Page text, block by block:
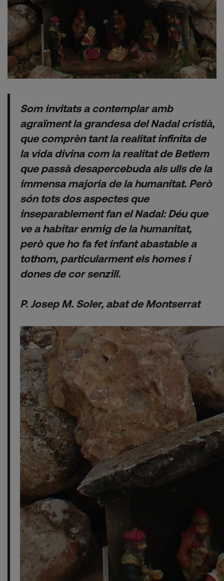
Som invitats a contemplar amb
agraïment la grandesa del Nadal cristià,
que comprèn tant la realitat infinita de
la vida divina com la realitat de Betlem
que passà desapercebuda als ulls de la
immensa majoria de la humanitat. Però
són tots dos aspectes que
inseparablement fan el Nadal: Déu que
ve a habitar enmig de la humanitat,
però que ho fa fet infant abastable a
tothom, particularment els homes i
dones de cor senzill.
P. Josep M. Soler, abat de Montserrat